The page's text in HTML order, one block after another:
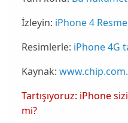
İzleyin: iPhone 4
Resimlerle: iPhone 4G
Kaynak:
Tartışıyoruz: iPhone
mi?